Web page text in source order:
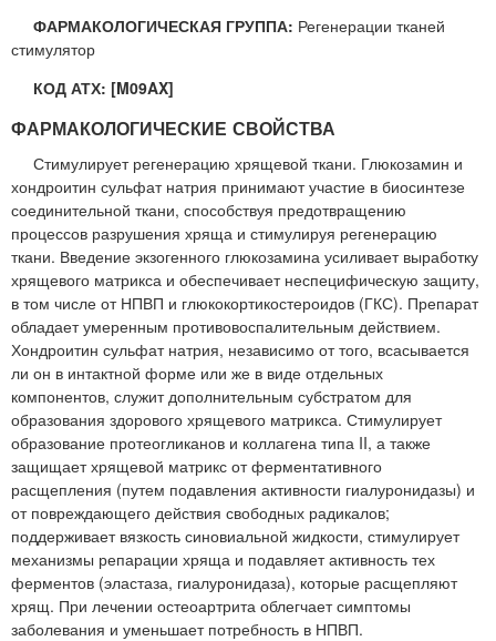
ФАРМАКОЛОГИЧЕСКАЯ ГРУППА: Регенерации тканей
стимулятор
КОД АТХ: [M09AX]
ФАРМАКОЛОГИЧЕСКИЕ СВОЙСТВА
Стимулирует регенерацию хрящевой ткани. Глюкозамин и
хондроитин сульфат натрия принимают участие в биосинтезе
соединительной ткани, способствуя предотвращению
процессов разрушения хряща и стимулируя регенерацию
ткани. Введение экзогенного глюкозамина усиливает выработку
хрящевого матрикса и обеспечивает неспецифическую защиту,
в том числе от НПВП и глюкокортикостероидов (ГКС). Препарат
обладает умеренным противовоспалительным действием.
Хондроитин сульфат натрия, независимо от того, всасывается
ли он в интактной форме или же в виде отдельных
компонентов, служит дополнительным субстратом для
образования здорового хрящевого матрикса. Стимулирует
образование протеогликанов и коллагена типа II, а также
защищает хрящевой матрикс от ферментативного
расщепления (путем подавления активности гиалуронидазы) и
от повреждающего действия свободных радикалов;
поддерживает вязкость синовиальной жидкости, стимулирует
механизмы репарации хряща и подавляет активность тех
ферментов (эластаза, гиалуронидаза), которые расщепляют
хрящ. При лечении остеоартрита облегчает симптомы
заболевания и уменьшает потребность в НПВП.